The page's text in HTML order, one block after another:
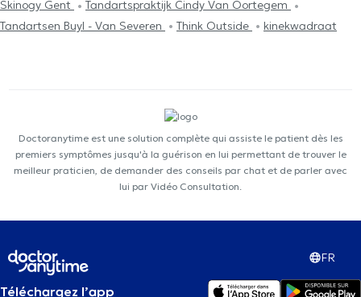
Skinogy Gent
Tandartspraktijk Cindy Van Oortegem
Tandartsen Buyl - Van Severen
Think Outside kinekwadraat
Doctoranytime est une solution complète qui assiste le patient dès les
premiers symptômes jusqu'à la guérison en lui permettant de trouver le
meilleur praticien, de demander des conseils par chat et de parler avec
lui par Vidéo Consultation.
FR
Téléchargez l’app